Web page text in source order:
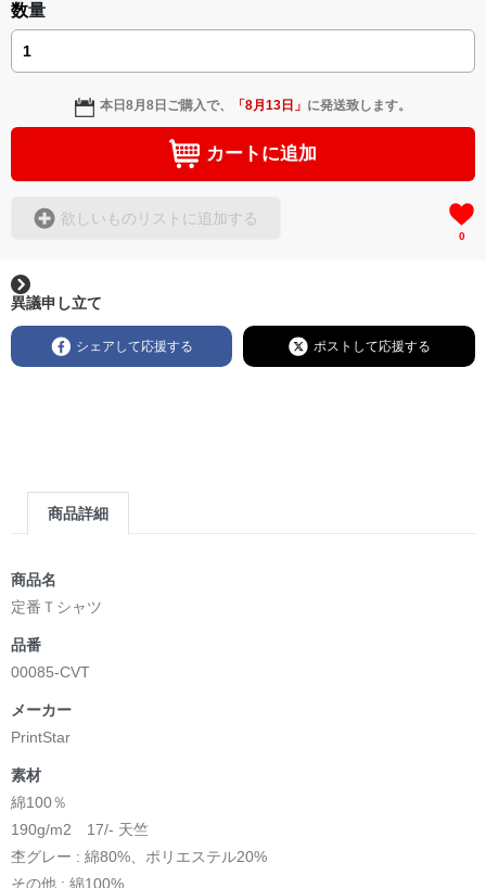
数量
本日8月8日 ご購入で、 「8月13日 」 に発送致します。
カートに追加
欲しいものリストに追加する
0
異議申し立て
シェアして応援する ポストして応援する
商品詳細
商品名
定番Ｔシャツ
品番
00085-CVT
メーカー
PrintStar
素材
綿100％
190g/m2 17/- 天竺
杢グレー : 綿80%、ポリエステル20%
その他 : 綿100%